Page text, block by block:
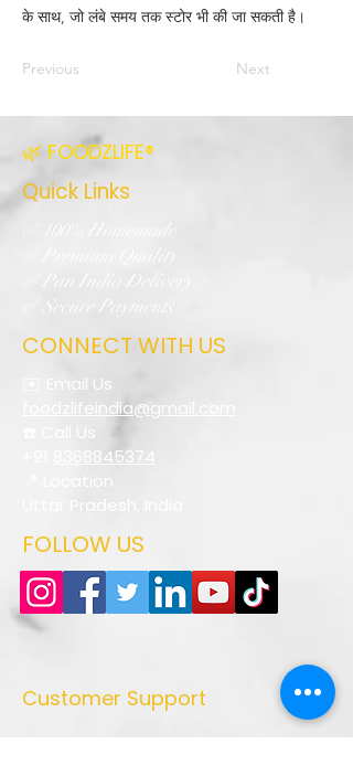
के साथ, जो लंबे समय तक स्टोर भी की जा सकती है।
Previous Next
🌿 FOODZLIFE®
Quick Links
✅ Secure Payments
CONNECT WITH US
✉️ Email Us
foodzlifeindia@gmail.com
☎️ Call Us
8368845374
📍 Location
Uttar Pradesh, India
FOLLOW US
Customer Support
Authentic homemade pickles, premium